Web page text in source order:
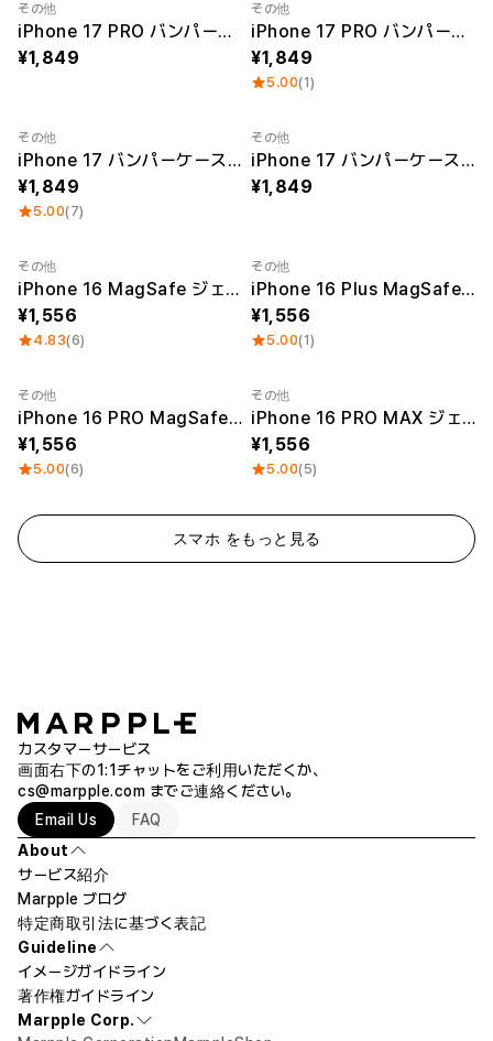
その他
iPhone 17 PRO バンパーケース (光沢あり)
1,849
その他
iPhone 17 PRO バンパーケース (光沢なし)
1,849
5.00(1)
その他
iPhone 17 バンパーケース (光沢なし)
1,849
5.00(7)
その他
iPhone 17 バンパーケース (光沢あり)
1,849
その他
iPhone 16 MagSafe ジェルハードケース
1,556
4.83(6)
その他
iPhone 16 Plus MagSafe ジェルハードケース
1,556
5.00(1)
その他
iPhone 16 PRO MagSafe ジェルハードケース
1,556
5.00(6)
その他
iPhone 16 PRO MAX ジェルハードケース
1,556
5.00(5)
スマホ をもっと見る
カスタマーサービス
画面右下の1:1チャットをご利用いただくか、
cs@marpple.com までご連絡ください。
Email Us
FAQ
About
サービス紹介
Marpple ブログ
特定商取引法に基づく表記
Guideline
イメージガイドライン
著作権ガイドライン
Marpple Corp.